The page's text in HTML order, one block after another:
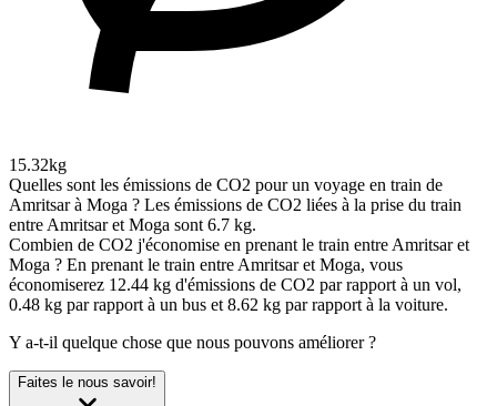
15.32kg
Quelles sont les émissions de CO2 pour un voyage en train de
Amritsar à Moga ? Les émissions de CO2 liées à la prise du train
entre Amritsar et Moga sont 6.7 kg.
Combien de CO2 j'économise en prenant le train entre Amritsar et
Moga ? En prenant le train entre Amritsar et Moga, vous
économiserez 12.44 kg d'émissions de CO2 par rapport à un vol,
0.48 kg par rapport à un bus et 8.62 kg par rapport à la voiture.
Y a-t-il quelque chose que nous pouvons améliorer ?
Faites le nous savoir!